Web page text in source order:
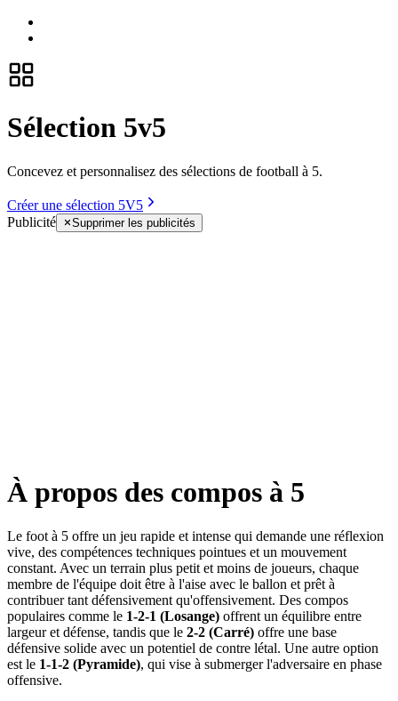
Sélection 5v5
Concevez et personnalisez des sélections de football à 5.
Créer une sélection 5V5
Publicité
Supprimer les publicités
À propos des compos à 5
Le foot à 5 offre un jeu rapide et intense qui demande une réflexion
vive, des compétences techniques pointues et un mouvement
constant. Avec un terrain plus petit et moins de joueurs, chaque
membre de l'équipe doit être à l'aise avec le ballon et prêt à
contribuer tant défensivement qu'offensivement. Des compos
populaires comme le 1-2-1 (Losange) offrent un équilibre entre
largeur et défense, tandis que le 2-2 (Carré) offre une base
défensive solide avec un potentiel de contre létal. Une autre option
est le 1-1-2 (Pyramide), qui vise à submerger l'adversaire en phase
offensive.